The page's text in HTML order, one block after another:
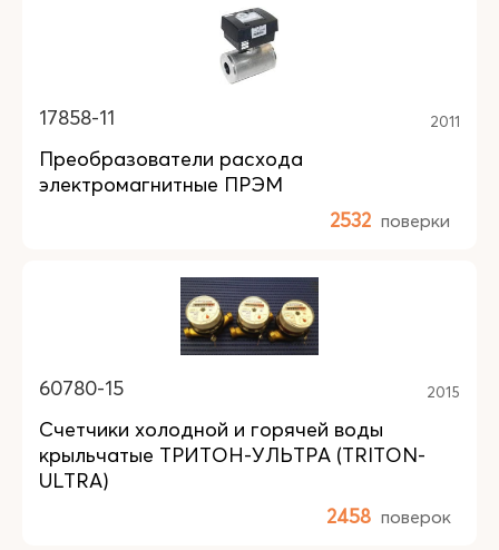
17858-11 2011
Преобразователи расхода
электромагнитные ПРЭМ
2532 поверки
60780-15 2015
Счетчики холодной и горячей воды
крыльчатые ТРИТОН-УЛЬТРА (TRITON-
ULTRA)
2458 поверок